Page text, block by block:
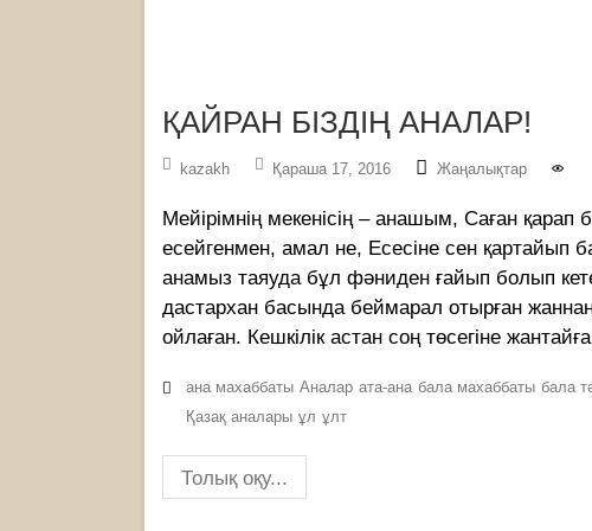
ҚАЙРАН БІЗДІҢ АНАЛАР!
kazakh Қараша 17, 2016 Жаңалықтар
Мейірімнің мекенісің – анашым, Саған қарап
есейгенмен, амал не, Есесіне сен қартайып
анамыз таяуда бұл фәниден ғайып болып
дастархан басында беймарал отырған
ойлаған. Кешкілік астан соң төсегіне
ана махаббаты Аналар ата-ана бала махаббаты бала
Қазақ аналары ұл ұлт
Толық оқу...